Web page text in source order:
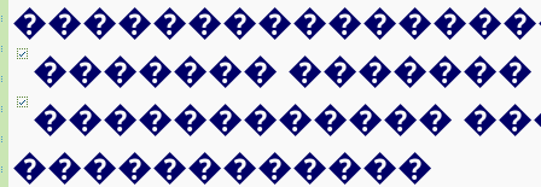
������� �������
������������
������������